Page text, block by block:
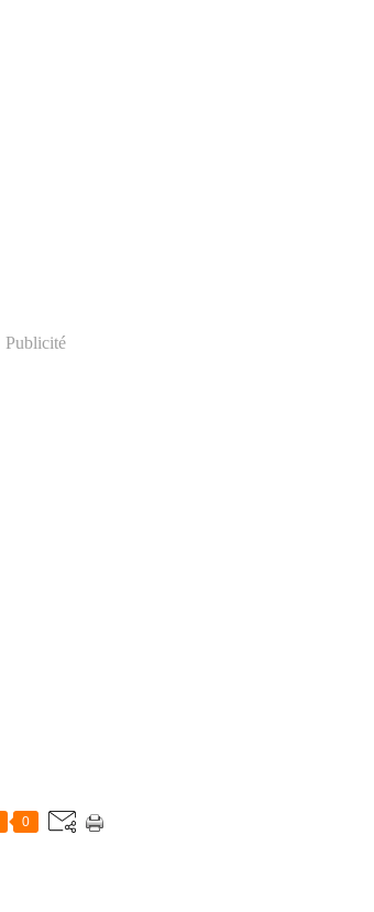
Publicité
0